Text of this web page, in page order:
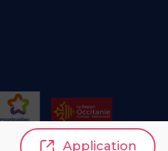
Application